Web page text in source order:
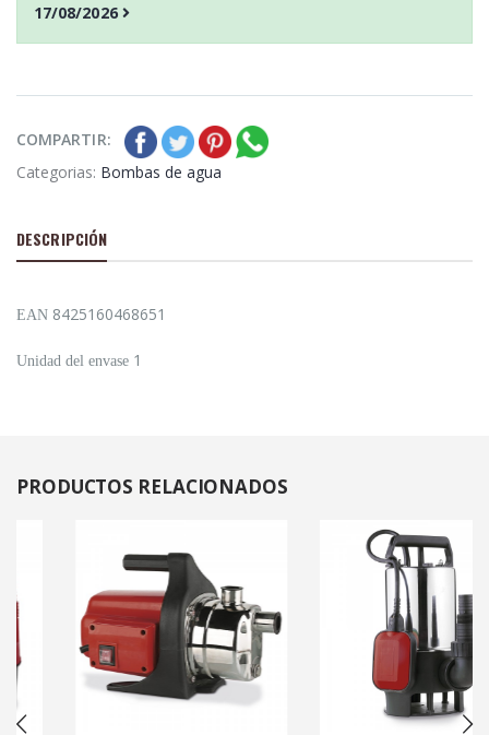
17/08/2026
COMPARTIR:
Categorias: Bombas de agua
DESCRIPCIÓN
EAN 8425160468651
Unidad del envase 1
PRODUCTOS RELACIONADOS